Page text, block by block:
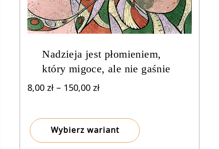
Nadzieja jest płomieniem,
który migoce, ale nie gaśnie
8,00 zł – 150,00 złZakres
8,00 zł
do
Wybierz wariant